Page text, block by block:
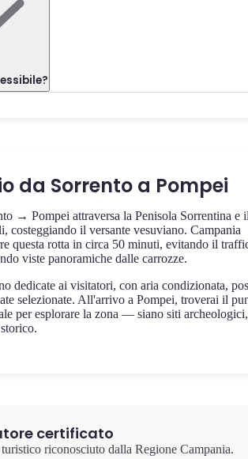
da Sorrento a Pompei
→ Pompei attraversa la Penisola Sorrentina e
costeggiando il versante vesuviano. Campania
questa rotta in circa 50 minuti, evitando il
viste panoramiche dalle carrozze.
dedicate ai visitatori, con aria condizionata,
selezionate. All'arrivo a Pompei, troverai il
per esplorare la zona — siano siti archeologici,
certificato
riconosciuto dalla Regione Campania.